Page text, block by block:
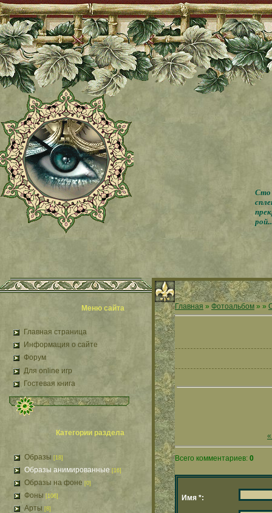
Сто
Меню сайта
Главная страница
Информация о сайте
Форум
Для online игр
Гостевая книга
Категории раздела
Образы [18]
Образы анимированные [16]
Образы на фоне [0]
Фоны [106]
Арты [8]
Главная » Фотоальбом » »
Всего комментариев: 0
Имя *: